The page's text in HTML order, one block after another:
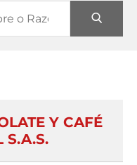
Y CAFÉ
S.A.S.